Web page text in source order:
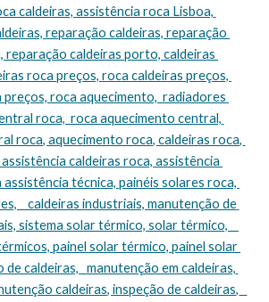
caldeiras, assistência roca Lisboa,
reparação caldeiras, reparação
reparação caldeiras porto, caldeiras
roca preços, roca caldeiras preços,
roca aquecimento,  radiadores
roca,  roca aquecimento central,
roca, aquecimento roca, caldeiras roca,
caldeiras roca, assistência
técnica, painéis solares roca,
caldeiras industriais, manutenção de
sistema solar térmico, solar térmico,
painel solar térmico, painel solar
caldeiras,   manutenção em caldeiras,
caldeiras, inspeção de caldeiras,